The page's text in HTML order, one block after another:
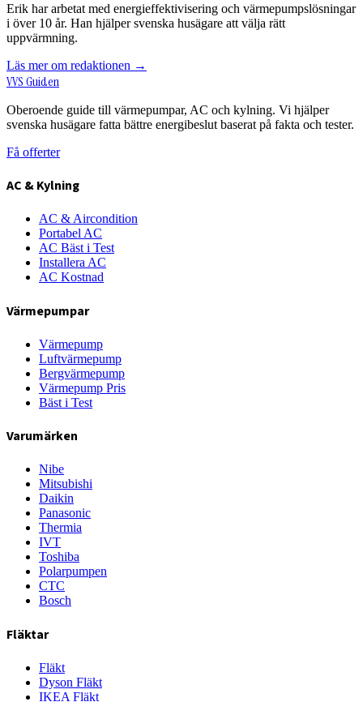
Erik har arbetat med energieffektivisering och värmepumpslösningar
i över 10 år. Han hjälper svenska husägare att välja rätt
uppvärmning.
Läs mer om redaktionen →
VVS Guiden
Oberoende guide till värmepumpar, AC och kylning. Vi hjälper
svenska husägare fatta bättre energibeslut baserat på fakta och tester.
Få offerter
AC & Kylning
AC & Aircondition
Portabel AC
AC Bäst i Test
Installera AC
AC Kostnad
Värmepumpar
Värmepump
Luftvärmepump
Bergvärmepump
Värmepump Pris
Bäst i Test
Varumärken
Nibe
Mitsubishi
Daikin
Panasonic
Thermia
IVT
Toshiba
Polarpumpen
CTC
Bosch
Fläktar
Fläkt
Dyson Fläkt
IKEA Fläkt